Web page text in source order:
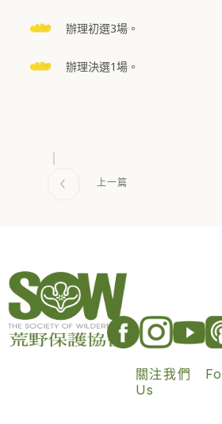
辦理初選3場。
辦理決選1場。
關注我們
Us